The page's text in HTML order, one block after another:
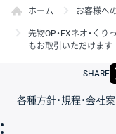
ホーム お客様へ
先物OP・FXネオ・くり
もお取引いただけます
SHARE
各種方針・規程・会社